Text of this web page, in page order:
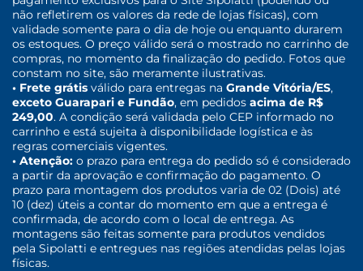
não refletirem os valores da rede de lojas físicas), com
validade somente para o dia de hoje ou enquanto durarem
os estoques. O preço válido será o mostrado no carrinho de
compras, no momento da finalização do pedido. Fotos que
constam no site, são meramente ilustrativas.
• Frete grátis válido para entregas na Grande Vitória/ES,
exceto Guarapari e Fundão, em pedidos acima de R$
249,00. A condição será validada pelo CEP informado no
carrinho e está sujeita à disponibilidade logística e às
regras comerciais vigentes.
• Atenção: o prazo para entrega do pedido só é considerado
a partir da aprovação e confirmação do pagamento. O
prazo para montagem dos produtos varia de 02 (Dois) até
10 (dez) úteis a contar do momento em que a entrega é
confirmada, de acordo com o local de entrega. As
montagens são feitas somente para produtos vendidos
pela Sipolatti e entregues nas regiões atendidas pelas lojas
físicas.